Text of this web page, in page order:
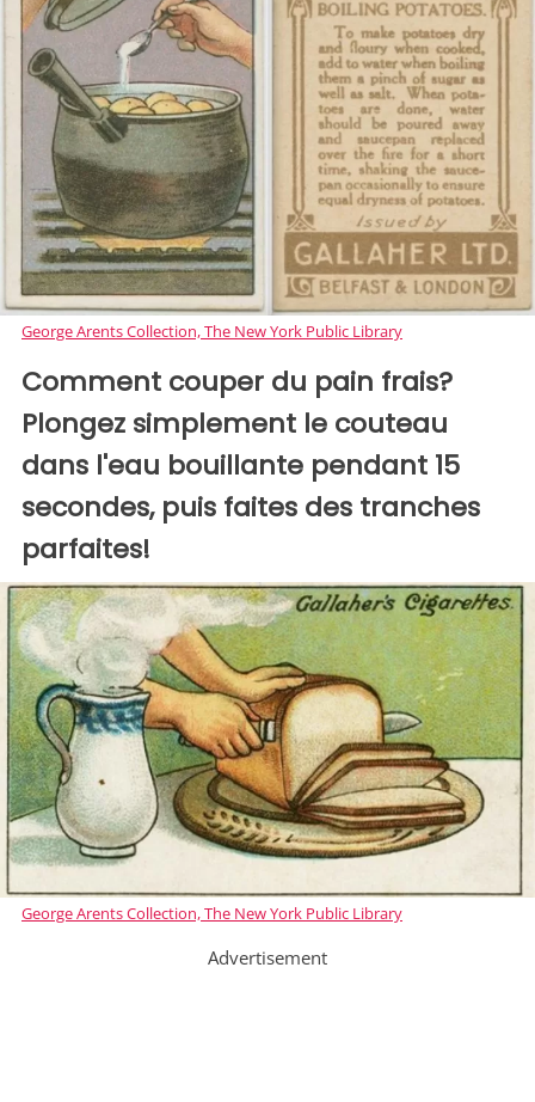
George Arents Collection, The New York Public Library
Comment couper du pain frais?
Plongez simplement le couteau
dans l'eau bouillante pendant 15
secondes, puis faites des tranches
parfaites!
George Arents Collection, The New York Public Library
Advertisement